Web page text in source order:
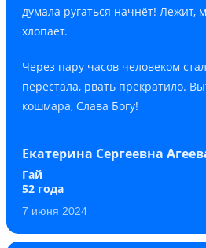
думала ругаться начнёт! Лежит,
хлопает.
Через пару часов человеком
перестала, рвать прекратило.
кошмара, Слава Богу!
Екатерина Сергеевна
Гай
52 года
7 июня 2024